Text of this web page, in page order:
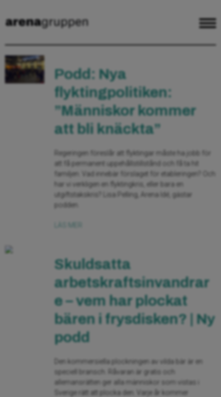
Podd: Nya
flyktingpolitiken:
”Människor kommer
att bli knäckta”
Regeringen föreslår att flyktingar måste ha jobb för
att få permanent uppehållstillstånd och få ta hit
familjen. Vad innebär förslaget för etableringen? Och
har vi verkligen en flyktingkris, eller bara en
utgiftstakskris? Lisa Pelling, Arena Idé, gästar
podden.
Skuldsatta
arbetskraftsinvandrar
e – vem har plockat
bären i frysdisken? | Ny
podd
Den kommersiella plockningen av vilda bär är en
speciell bransch. Råvaran är gratis och
allemansrätten ger alla människor som vistas i
Sverige rätt att plocka den. Varje år kommer